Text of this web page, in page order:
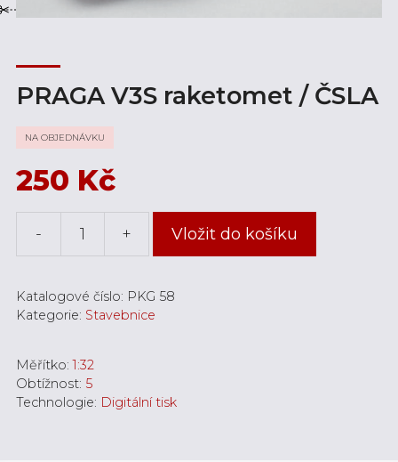
PRAGA V3S raketomet / ČSLA
NA OBJEDNÁVKU
250 Kč
-
PRAGA
raketomet
/
+ Vložit do košíku
Katalogové číslo: PKG 58
Kategorie: Stavebnice
Měřítko:1:32
Obtížnost: 5
Technologie: Digitální tisk